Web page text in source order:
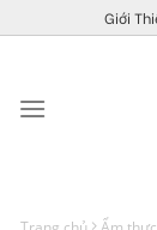
to
Giới